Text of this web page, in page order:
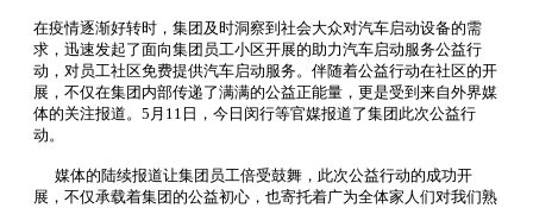
在疫情逐渐好转时，集团及时洞察到社会大众对汽车启动设备的需
求，迅速发起了面向集团员工小区开展的助力汽车启动服务公益行
动，对员工社区免费提供汽车启动服务。伴随着公益行动在社区的开
展，不仅在集团内部传递了满满的公益正能量，更是受到来自外界媒
体的关注报道。5月11日，今日闵行等官媒报道了集团此次公益行
动。
媒体的陆续报道让集团员工倍受鼓舞，此次公益行动的成功开
展，不仅承载着集团的公益初心，也寄托着广为全体家人们对我们熟